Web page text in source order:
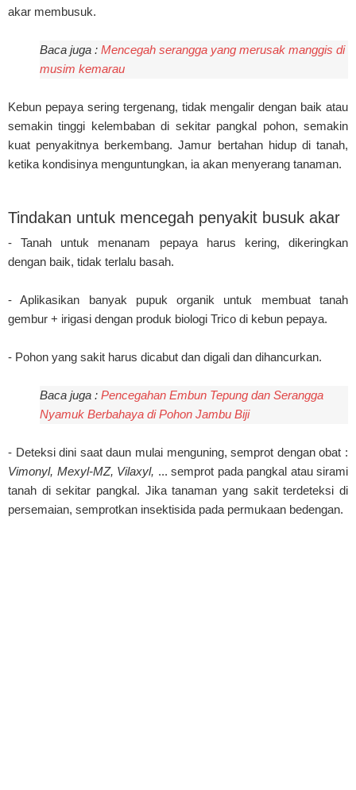
akar membusuk.
Baca juga : Mencegah serangga yang merusak manggis di
musim kemarau
Kebun pepaya sering tergenang, tidak mengalir dengan baik atau
semakin tinggi kelembaban di sekitar pangkal pohon, semakin
kuat penyakitnya berkembang. Jamur bertahan hidup di tanah,
ketika kondisinya menguntungkan, ia akan menyerang tanaman.
Tindakan untuk mencegah penyakit busuk akar
- Tanah untuk menanam pepaya harus kering, dikeringkan
dengan baik, tidak terlalu basah.
- Aplikasikan banyak pupuk organik untuk membuat tanah
gembur + irigasi dengan produk biologi Trico di kebun pepaya.
- Pohon yang sakit harus dicabut dan digali dan dihancurkan.
Baca juga : Pencegahan Embun Tepung dan Serangga
Nyamuk Berbahaya di Pohon Jambu Biji
- Deteksi dini saat daun mulai menguning, semprot dengan obat :
Vimonyl, Mexyl-MZ, Vilaxyl, ... semprot pada pangkal atau sirami
tanah di sekitar pangkal. Jika tanaman yang sakit terdeteksi di
persemaian, semprotkan insektisida pada permukaan bedengan.